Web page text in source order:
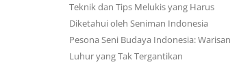
Teknik dan Tips Melukis yang Harus
Diketahui oleh Seniman Indonesia
Pesona Seni Budaya Indonesia: Warisan
Luhur yang Tak Tergantikan